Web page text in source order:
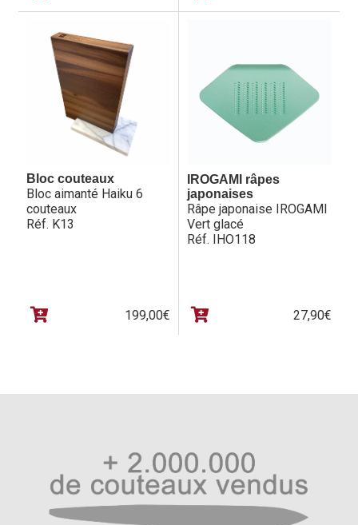
Bloc couteaux
Bloc aimanté Haiku 6
couteaux
Réf. K13
199,00€
IROGAMI râpes
japonaises
Râpe japonaise IROGAMI
Vert glacé
Réf. IHO118
27,90€